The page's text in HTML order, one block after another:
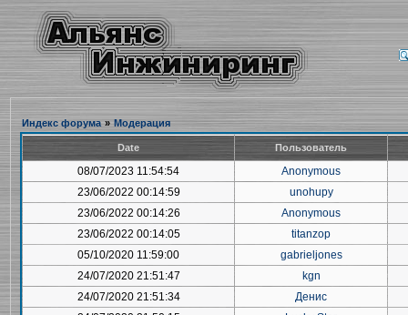
Индекс форума » Модерация
Date Пользователь
08/07/2023 11:54:54
Anonymous
23/06/2022 00:14:59
unohupy
23/06/2022 00:14:26
Anonymous
23/06/2022 00:14:05
titanzop
05/10/2020 11:59:00
gabrieljones
24/07/2020 21:51:47
kgn
24/07/2020 21:51:34
Денис